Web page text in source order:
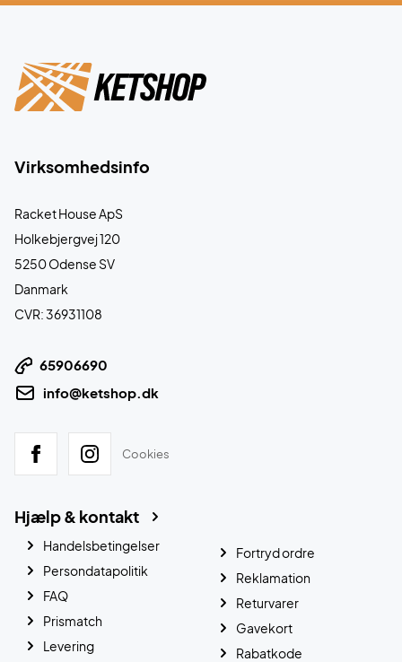
Virksomhedsinfo
Racket House ApS
Holkebjergvej 120
5250 Odense SV
Danmark
CVR: 36931108
65906690
info@ketshop.dk
Cookies
Hjælp & kontakt
Handelsbetingelser
Persondatapolitik
FAQ
Prismatch
Levering
Fortryd ordre
Reklamation
Returvarer
Gavekort
Rabatkode